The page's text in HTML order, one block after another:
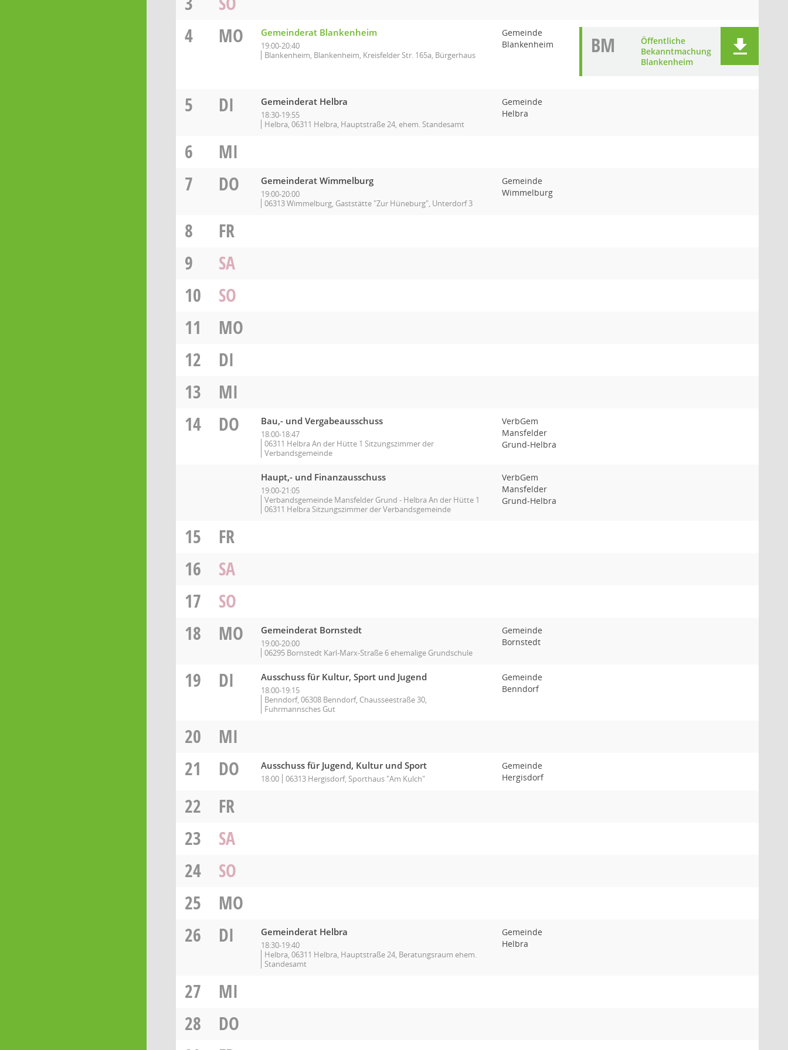
4
MO Gemeinderat Blankenheim
19:00-20:40
Blankenheim, Blankenheim, Kreisfelder Str. 165a, Bürgerhaus
Gemeinde
Blankenheim
BM
Öffentliche
Bekanntmachung
Blankenheim
5 DI Gemeinderat Helbra
18:30-19:55
Helbra, 06311 Helbra, Hauptstraße 24, ehem. Standesamt
Gemeinde
Helbra
6
MI
7
DO Gemeinderat Wimmelburg
19:00-20:00
06313 Wimmelburg, Gaststätte "Zur Hüneburg", Unterdorf 3
Gemeinde
Wimmelburg
8
FR
9
SA
10
SO
11
MO
12
DI
13
MI
14
DO Bau,- und Vergabeausschuss
18:00-18:47
06311 Helbra An der Hütte 1 Sitzungszimmer der
Verbandsgemeinde
VerbGem
Mansfelder
Grund-Helbra
Haupt,- und Finanzausschuss
19:00-21:05
Verbandsgemeinde Mansfelder Grund - Helbra An der Hütte 1
06311 Helbra Sitzungszimmer der Verbandsgemeinde
VerbGem
Mansfelder
Grund-Helbra
15
FR
16
SA
17
SO
18
MO Gemeinderat Bornstedt
19:00-20:00
06295 Bornstedt Karl-Marx-Straße 6 ehemalige Grundschule
Gemeinde
Bornstedt
19 DI Ausschuss für Kultur, Sport und Jugend
18:00-19:15
Benndorf, 06308 Benndorf, Chausseestraße 30,
Fuhrmannsches Gut
Gemeinde
Benndorf
20
MI
21
DO Ausschuss für Jugend, Kultur und Sport
18:00 06313 Hergisdorf, Sporthaus "Am Kulch"
Gemeinde
Hergisdorf
22
FR
23
SA
24
SO
25
MO
26
DI Gemeinderat Helbra
18:30-19:40
Helbra, 06311 Helbra, Hauptstraße 24, Beratungsraum ehem.
Standesamt
Gemeinde
Helbra
27
MI
28
DO